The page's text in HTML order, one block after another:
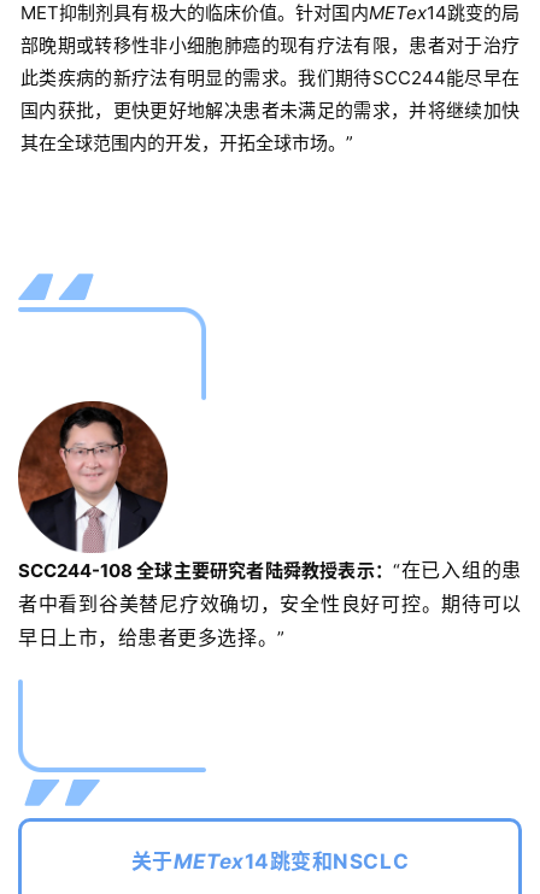
MET抑制剂具有极大的临床价值。针对国内METex14跳变的局
部晚期或转移性非小细胞肺癌的现有疗法有限，患者对于治疗
此类疾病的新疗法有明显的需求。我们期待SCC244能尽早在
国内获批，更快更好地解决患者未满足的需求，并将继续加快
其在全球范围内的开发，开拓全球市场。”
SCC244-108 全球主要研究者陆舜教授表示： “在已入组的患
者中看到谷美替尼疗效确切，安全性良好可控。期待可以
早日上市，给患者更多选择。”
关于METex14跳变和NSCLC